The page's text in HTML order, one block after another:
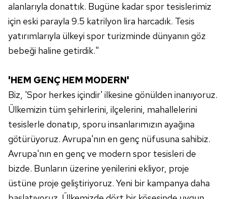
alanlarıyla donattık. Bugüne kadar spor tesislerimiz
için eski parayla 9.5 katrilyon lira harcadık. Tesis
yatırımlarıyla ülkeyi spor turizminde dünyanın göz
bebeği haline getirdik."
'HEM GENÇ HEM MODERN'
Biz, 'Spor herkes içindir' ilkesine gönülden inanıyoruz.
Ülkemizin tüm şehirlerini, ilçelerini, mahallelerini
tesislerle donatıp, sporu insanlarımızın ayağına
götürüyoruz. Avrupa'nın en genç nüfusuna sahibiz.
Avrupa'nın en genç ve modern spor tesisleri de
bizde. Bunların üzerine yenilerini ekliyor, proje
üstüne proje geliştiriyoruz. Yeni bir kampanya daha